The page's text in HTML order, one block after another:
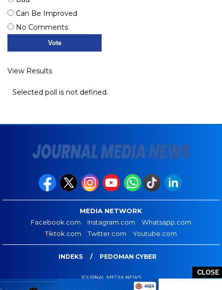
CLOSE
Can Be Improved
No Comments
View Results
Selected poll is not defined.
MEDIA NETWORK
Facebook.com
Instagram.com
Whatsapp.com
Tiktok.com
Twitter.com Youtube.com
INDEKS PEDOMAN CYBER
JOURNAL MEDIA NEWS